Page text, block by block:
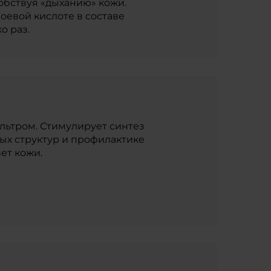
«дыханию» кожи.
кислоте в составе
раз.
Стимулирует синтез
структур и профилактике
кожи.